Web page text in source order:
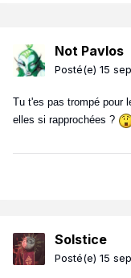
Not Pavlos
Posté(e) 15
Tu t'es pas trompé pour
elles si rapprochées ?
Solstice
Posté(e) 15